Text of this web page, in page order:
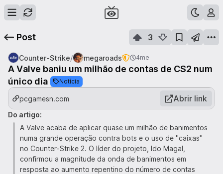
Post 3
Counter-Strike/ megaroads 4me
A Valve baniu um milhão de contas de CS2 num
único dia
Notícia
pcgamesn.com Abrir link
Do artigo:
A Valve acaba de aplicar quase um milhão de banimentos
numa grande operação contra bots e o uso de "caixas"
no Counter-Strike 2. O líder do projeto, Ido Magal,
confirmou a magnitude da onda de banimentos em
resposta ao aumento repentino do número de contas